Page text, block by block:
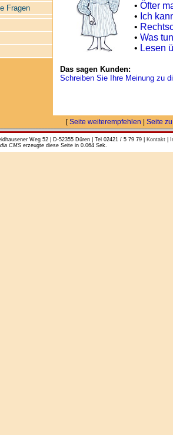
Fragen
• Öfter
• Ich
•
• Was
• Lesen
Das sagen Kunden:
Schreiben Sie Ihre Meinung zu
[Seite weiterempfehlen Seite
Weg 52 | D-52355 Düren | Tel 02421 / 5 79 79 | Kontakt|
CMSerzeugte diese Seite in 0.064 Sek.